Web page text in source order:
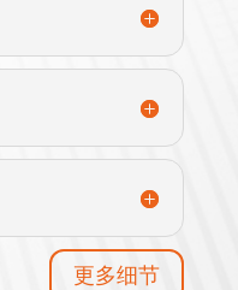
更多细节